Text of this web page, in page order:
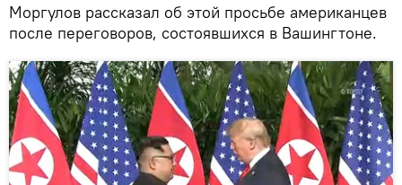
Моргулов рассказал об этой просьбе американцев
после переговоров, состоявшихся в Вашингтоне.